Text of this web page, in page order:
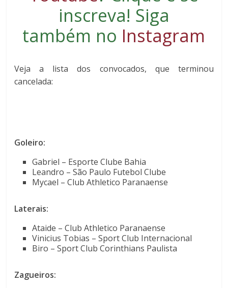
inscreva! Siga
também no Instagram
Veja a lista dos convocados, que terminou
cancelada:
Goleiro:
Gabriel – Esporte Clube Bahia
Leandro – São Paulo Futebol Clube
Mycael – Club Athletico Paranaense
Laterais:
Ataide – Club Athletico Paranaense
Vinicius Tobias – Sport Club Internacional
Biro – Sport Club Corinthians Paulista
Zagueiros: